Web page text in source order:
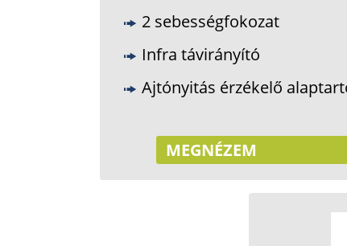
2 sebességfokozat
Infra távirányító
Ajtónyitás érzékelő
MEGNÉZEM